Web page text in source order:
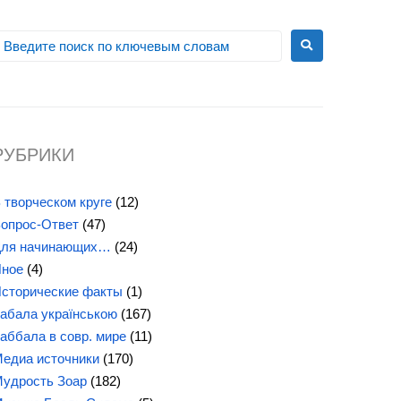
творческом круге (12)
Ответ (47)
начинающих… (24)
(4)
факты (1)
українською (167)
в совр. мире (11)
источники (170)
Зоар (182)